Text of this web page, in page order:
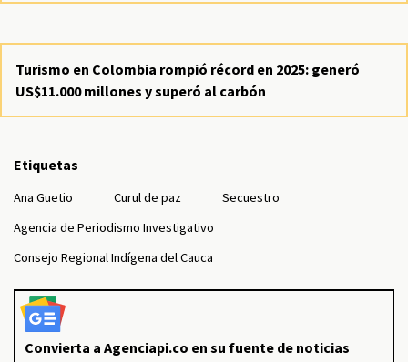
Turismo en Colombia rompió récord en 2025: generó
US$11.000 millones y superó al carbón
Etiquetas
Ana Guetio Curul de paz
Secuestro
Agencia de Periodismo Investigativo
Consejo Regional Indígena del Cauca
Convierta a Agenciapi.co en su fuente de noticias